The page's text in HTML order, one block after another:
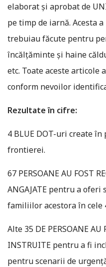
elaborat și aprobat de
pe timp de iarnă. Acesta
trebuiau făcute pentru
încălțăminte și haine
etc. Toate aceste
conform nevoilor
Rezultate în cifre:
4 BLUE DOT-uri create
frontierei.
67 PERSOANE AU FOST
ANGAJATE pentru a
familiilor acestora în cele
Alte 35 DE PERSOANE
INSTRUITE pentru a fi
pentru scenarii de